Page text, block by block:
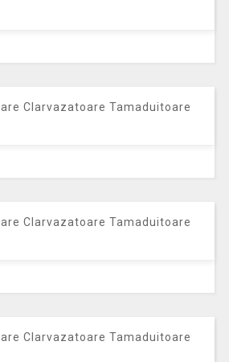
Clarvazatoare Tamaduitoare
Clarvazatoare Tamaduitoare
Clarvazatoare Tamaduitoare